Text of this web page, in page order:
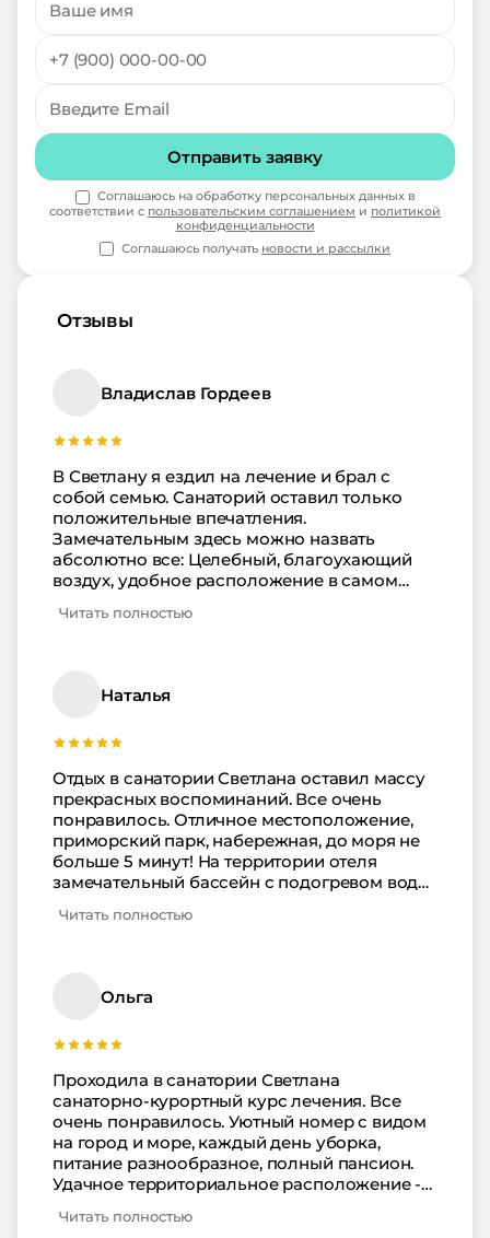
Отправить заявку
Соглашаюсь на обработку персональных данных в
соответствии с пользовательским соглашением и политикой
конфиденциальности
Соглашаюсь получать новости и рассылки
Отзывы
Владислав Гордеев
В Светлану я ездил на лечение и брал с
собой семью. Санаторий оставил только
положительные впечатления.
Замечательным здесь можно назвать
абсолютно все: Целебный, благоухающий
воздух, удобное расположение в самом
ухоженная территория, чистый пляж,
Врачи и весь медицинский персонал
настоящие профессионалы своего дела,
комплимента. Дети от отдыха остались в
полном восторге, да и жена тоже.
Развлекательные мероприятия, отдых на
пляже, прогулки по Сочи, все это оставило
неизгладимые впечатления. Теперь вопрос с
выбором места для отдыха не стоит - только
Светлана!!!
Читать полностью
Наталья
Отдых в санатории Светлана оставил массу
прекрасных воспоминаний. Все очень
понравилось. Отличное местоположение,
приморский парк, набережная, до моря не
больше 5 минут! На территории отеля
замечательный бассейн с подогревом воды!
достойны только наивысших похвал в
шведский стол с огромным количеством
вкуснейших блюд! Однозначно рекомендую
Читать полностью
Ольга
Проходила в санатории Светлана
санаторно-курортный курс лечения. Все
очень понравилось. Уютный номер с видом
на город и море, каждый день уборка,
питание разнообразное, полный пансион.
Удачное территориальное расположение -
театр, море, много досуговых развлечений,
Читать полностью